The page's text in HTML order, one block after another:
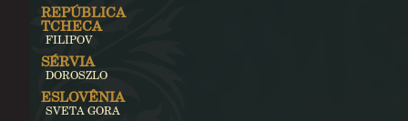
REPÚBLICA
TCHECA
FILIPOV
SÉRVIA
DOROSZLO
ESLOVÊNIA
SVETA GORA